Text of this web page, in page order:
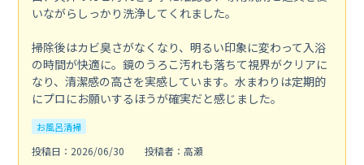
いながらしっかり洗浄してくれました。
掃除後はカビ臭さがなくなり、明るい印象に変わって入浴
の時間が快適に。鏡のうろこ汚れも落ちて視界がクリアに
なり、清潔感の高さを実感しています。水まわりは定期的
にプロにお願いするほうが確実だと感じました。
お風呂清掃
投稿日：2026/06/30
投稿者：高瀬